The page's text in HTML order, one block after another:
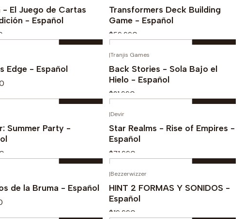
Comprar ahora
Comprar ahora
- El Juego de Cartas
- Español
Comprar ahora
Transformers Deck Building
Game - Español
$59.990
Cantidad
Comprar ahora
Edge - Español
Comprar ahora
|Tranjis Games
Back Stories - Sola Bajo el
Hielo - Español
$21.990
Cantidad
Comprar ahora
Summer Party -
Comprar ahora
|Devir
Star Realms - Rise of Empires -
Español
$71.990
Cantidad
Comprar ahora
de la Bruma - Español
|Bezzerwizzer
HINT 2 FORMAS Y SONIDOS -
Español
$19.990